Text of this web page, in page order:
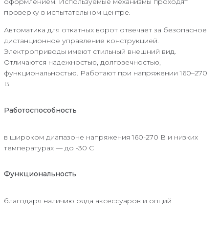
проверку в испытательном центре.
Автоматика для откатных ворот отвечает за безопасное
дистанционное управление конструкцией.
Электроприводы имеют стильный внешний вид.
Отличаются надежностью, долговечностью,
функциональностью. Работают при напряжении 160–270
В.
Работоспособность
в широком диапазоне напряжения 160-270 В и низких
температурах — до -30 С
Функциональность
благодаря наличию ряда аксессуаров и опций